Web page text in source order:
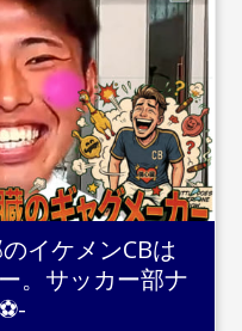
...
イケメンCBは
。サッカー部ナ